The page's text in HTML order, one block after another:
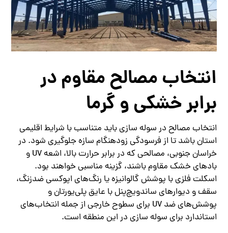
انتخاب مصالح مقاوم در
برابر خشکی و گرما
انتخاب مصالح در سوله سازی باید متناسب با شرایط اقلیمی
استان باشد تا از فرسودگی زودهنگام سازه جلوگیری شود. در
خراسان جنوبی، مصالحی که در برابر حرارت بالا، اشعه UV و
بادهای خشک مقاوم باشند، گزینه مناسبی خواهند بود.
اسکلت فلزی با پوشش گالوانیزه یا رنگ‌های اپوکسی ضدزنگ،
سقف و دیوارهای ساندویچ‌پنل با عایق پلی‌یورتان و
پوشش‌های ضد UV برای سطوح خارجی از جمله انتخاب‌های
استاندارد برای سوله سازی در این منطقه است.